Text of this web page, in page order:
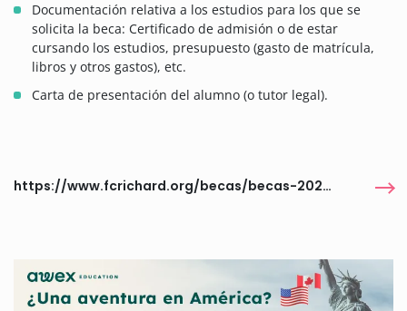
Documentación relativa a los estudios para los que se
solicita la beca: Certificado de admisión o de estar
cursando los estudios, presupuesto (gasto de matrícula,
libros y otros gastos), etc.
Carta de presentación del alumno (o tutor legal).
https://www.fcrichard.org/becas/becas-2025-2026/